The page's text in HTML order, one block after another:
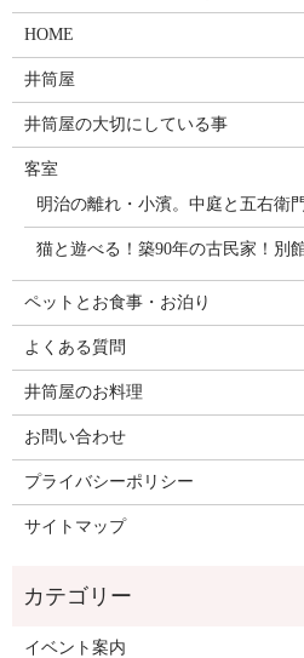
HOME
井筒屋
井筒屋の大切にしている事
客室
明治の離れ・小濱。中庭と五右衛
猫と遊べる！築90年の古民家！別
ペットとお食事・お泊り
よくある質問
井筒屋のお料理
お問い合わせ
プライバシーポリシー
サイトマップ
イベント案内